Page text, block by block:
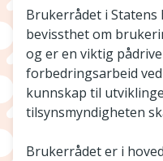
Brukerrådet i
bevissthet om
og er en viktig
forbedringsarbeid
kunnskap til
tilsynsmyndigheten
Brukerrådet er i